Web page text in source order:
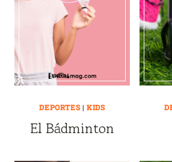
DEPORTES|KIDS
El Bádminton